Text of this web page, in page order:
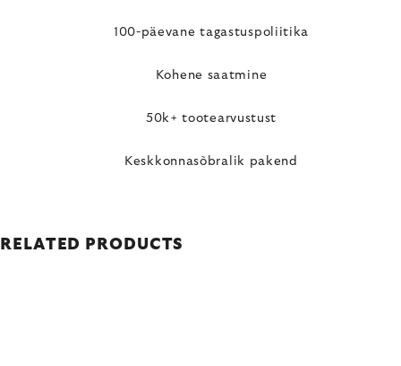
100-päevane tagastuspoliitika
Kohene saatmine
50k+ tootearvustust
Keskkonnasõbralik pakend
RELATED PRODUCTS